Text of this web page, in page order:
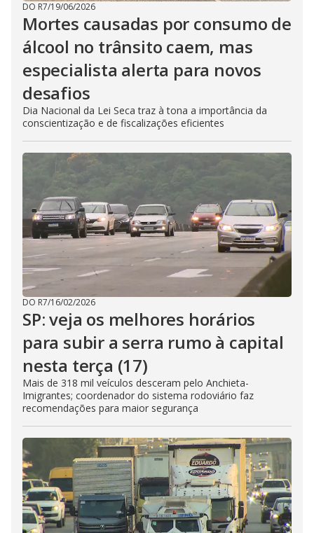
DO R7/19/06/2026
Mortes causadas por consumo de
álcool no trânsito caem, mas
especialista alerta para novos
desafios
Dia Nacional da Lei Seca traz à tona a importância da
conscientização e de fiscalizações eficientes
DO R7/16/02/2026
SP: veja os melhores horários
para subir a serra rumo à capital
nesta terça (17)
Mais de 318 mil veículos desceram pelo Anchieta-
Imigrantes; coordenador do sistema rodoviário faz
recomendações para maior segurança